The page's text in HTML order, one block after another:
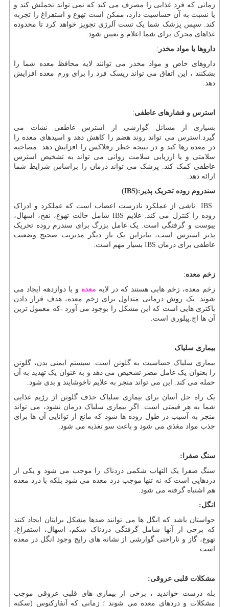
زمانی که فرد غذایی را مصرف می کند که نمی تواند تحملش کند و
یا نسبت به آن حساسیت دارد، ممکن است تهوع و استفراغ را تجربه
کند. سپس پزشک شما یک تست آلرژی تجویز خواهد کرد تا محدوده
غذاهای محرک برای شما اعلام و تعیین شود.
داروها یا مواد مخدر :
داروهای خاص و مواد مخدر می توانند لایه محافظ معده شما را
بشکنند ، این اتفاق می تواند ریسک فرد را برای ورم معده افزایش
دهد.
استرس و فشارهای عاطفی:
بسیاری از مسائل گوارشی از استرس عاطفی نشات می
گیرد.استرس می تواند روند هضم را کاهش دهد و اسیدهای معده را
در معده رها کند و در نتیجه خطر رفلاکس را افزایش دهد. مصاحبه
سلامتی و یا ارزیابی سلامت روانی می تواند به تشخیص استرس
عاطفی کمک کند. پزشک می تواند درمان را براساس شرایط شما
ارائه دهد.
سندروم روده تحریک پذیر (IBS):
IBS ناشی از عملکرد نادرست اعصاب است که عملکرد و ادراک
روده را کنترل می کند. علایم IBS شامل حالت تهوع، نفخ، اسهال،
یبوست و گرفتگی است. یک عامل بزرگ برای سندرم روده تحریک
پذیر استرس است، بنابراین یک بار دیگر مدیریت صحیح وضعیت
عاطفی برای درمان IBS بسیار مهم است.
زخم معده:
زخم معده، زخم هایی هستند که در لایه معده و یا دوازدهه ایجاد می
شوند. یک روش درمانی متداول برای زخم معده، هدف قرار دادن
باکتری هایی است که این مشکل را بوجود می آورد -که معمول ترین
آن ها اچ.پیلوری است.
بیماری سلیاک:
بیماری سلیاک حساسیت به گلوتن است. سیستم ایمنی بدن، گلوتن
را بعنوان یک عامل مضر تشخیص می دهد و به عنوان یک تهدید به آن
حمله می کند. این می تواند منجر به علایم ناخوشایند و بدی شود.
یک راه حل آسان برای بیماری سلیاک حذف گلوتن از رژیم غذایی
شما به هر قیمتی است. اگر بیماری سلیاک درمان نشود، می تواند
منجر به آسیب در طول روده ها شود که مانع از توانایی آن ها برای
جذب مواد مغذی می شود و باعث سو تغذیه می شود.
سنگ صفرا:
سنگ صفرا یک التهاب شکمی دردناک را موجب می شود و یکی از
دردهایی است که نه تنها موجب درد معده می شود بلکه با درد معده
هم اشتباه گرفته می شود.
انگل:
حواستان باشد که انگل ها می توانند صدها مشکل برایتان ایجاد کنند
که برخی از آنها شامل گرفتگی دردناک شکم، اسهال، استفراغ،
تهوع، گاز و ناراحتی گوارشی از نشانه های رایج وجود انگل در معده
است.
مشکلات قلبی عروقی:
بله درست خواندید ، برخی از بیماری های قلبی عروقی موجب
مشکلات و دردهای معده می شوند ؛ زمانی که آنفارکتوس (سکته